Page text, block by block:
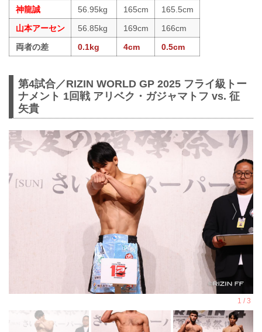
神龍誠
56.95kg 165cm
165.5cm
山本アーセン
56.85kg 169cm
166cm
両者の差
0.1kg 4cm 0.5cm
第4試合／RIZIN WORLD GP 2025 フライ級トー
ナメント 1回戦 アリベク・ガジャマトフ vs. 征
矢貴